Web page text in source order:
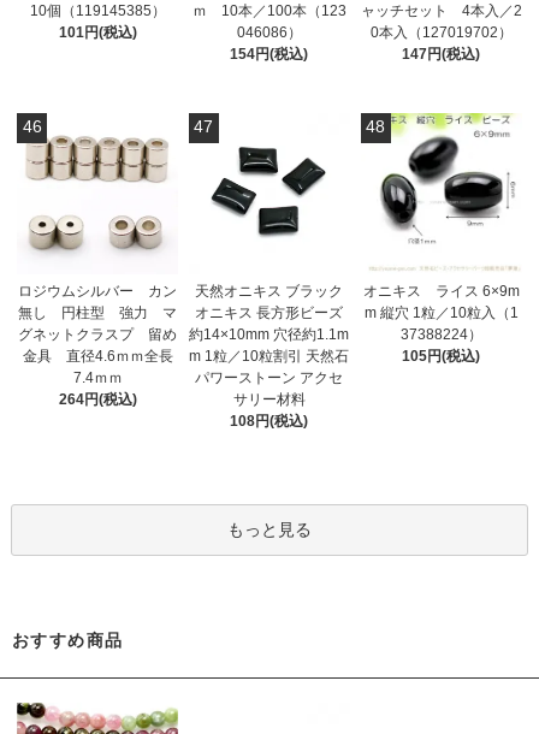
10個（119145385）
101円(税込)
ｍ 10本／100本（123
046086）
154円(税込)
ャッチセット 4本入／2
0本入（127019702）
147円(税込)
46
ロジウムシルバー カン
無し 円柱型 強力 マ
グネットクラスプ 留め
金具 直径4.6ｍｍ全長
7.4ｍｍ
264円(税込)
47
天然オニキス ブラック
オニキス 長方形ビーズ
約14×10mm 穴径約1.1m
m 1粒／10粒割引 天然石
パワーストーン アクセ
サリー材料
108円(税込)
48
オニキス ライス 6×9m
m 縦穴 1粒／10粒入（1
37388224）
105円(税込)
もっと見る
おすすめ商品